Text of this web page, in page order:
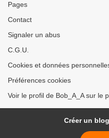
Pages
Contact
Signaler un abus
C.G.U.
Cookies et données
Préférences cookies
Voir le profil de Bob_A_A sur le
Créer un